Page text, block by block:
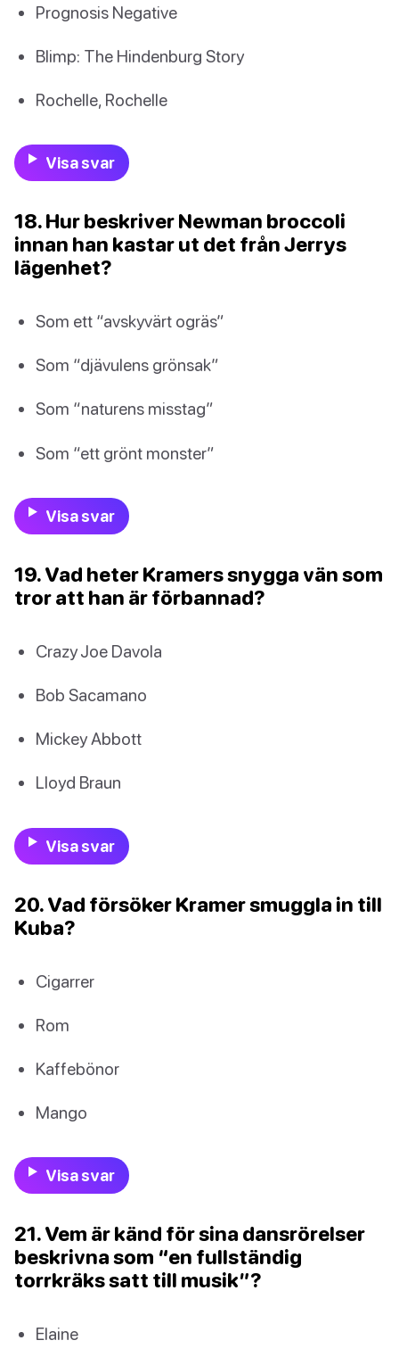
Prognosis Negative
Blimp: The Hindenburg Story
Rochelle, Rochelle
Visa svar
18. Hur beskriver Newman broccoli
innan han kastar ut det från Jerrys
lägenhet?
Som ett “avskyvärt ogräs”
Som “djävulens grönsak”
Som “naturens misstag”
Som “ett grönt monster”
Visa svar
19. Vad heter Kramers snygga vän som
tror att han är förbannad?
Crazy Joe Davola
Bob Sacamano
Mickey Abbott
Lloyd Braun
Visa svar
20. Vad försöker Kramer smuggla in till
Kuba?
Cigarrer
Rom
Kaffebönor
Mango
Visa svar
21. Vem är känd för sina dansrörelser
beskrivna som “en fullständig
torrkräks satt till musik”?
Elaine